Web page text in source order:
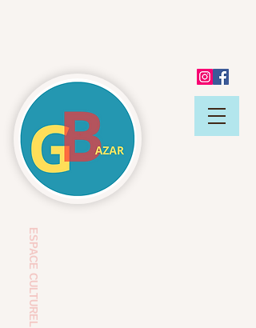
ESP
ACE CULTUREL